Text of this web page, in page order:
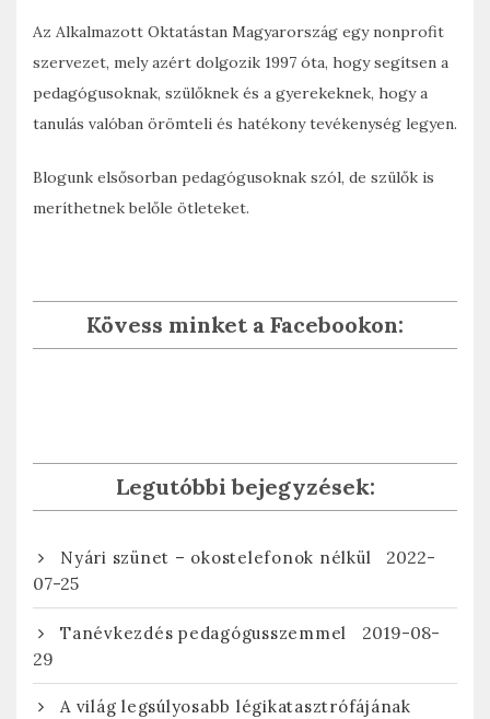
Az Alkalmazott Oktatástan Magyarország egy nonprofit
szervezet, mely azért dolgozik 1997 óta, hogy segítsen a
pedagógusoknak, szülőknek és a gyerekeknek, hogy a
tanulás valóban örömteli és hatékony tevékenység legyen.
Blogunk elsősorban pedagógusoknak szól, de szülők is
meríthetnek belőle ötleteket.
Kövess minket a Facebookon:
Legutóbbi bejegyzések:
Nyári szünet – okostelefonok nélkül
2022-
07-25
Tanévkezdés pedagógusszemmel
2019-08-
29
A világ legsúlyosabb légikatasztrófájának